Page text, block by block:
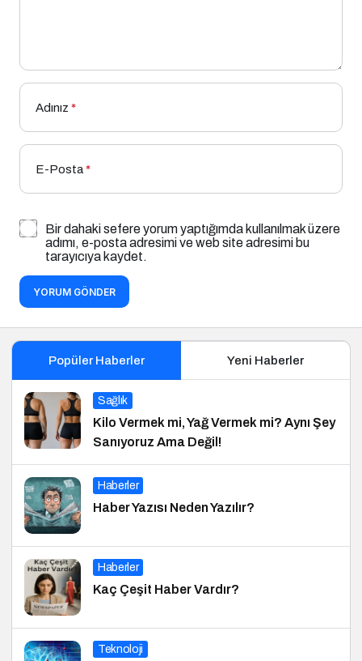
Adınız *
E-Posta*
Bir dahaki sefere yorum yaptığımda kullanılmak üzere
adımı, e-posta adresimi ve web site adresimi bu
tarayıcıya kaydet.
YORUM GÖNDER
Popüler Haberler Yeni Haberler
Sağlık
Kilo Vermek mi, Yağ Vermek mi? Aynı Şey
Sanıyoruz Ama Değil!
Haberler
Haber Yazısı Neden Yazılır?
Haberler
Kaç Çeşit Haber Vardır?
Teknoloji